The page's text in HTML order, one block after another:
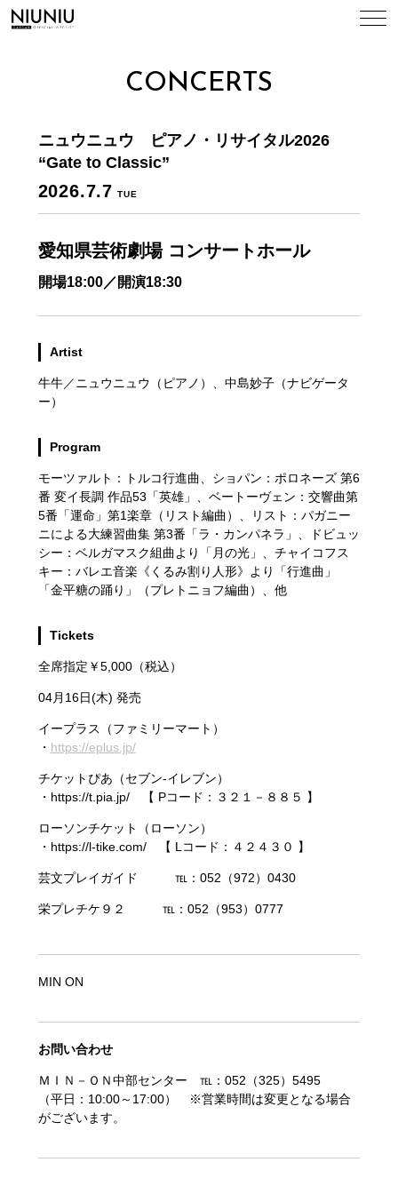
NEWS
CONCERTS
DISCOGRAPHY
VIDEO
CONTACT
CONCERTS
ニュウニュウ ピアノ・リサイタル2026
“Gate to Classic”
2026.7.7 TUE
愛知県芸術劇場 コンサートホール
開場18:00／開演18:30
Artist
牛牛／ニュウニュウ（ピアノ）、中島妙子（ナビゲータ
ー）
Program
モーツァルト：トルコ行進曲、ショパン：ポロネーズ 第6
番 変イ長調 作品53「英雄」、ベートーヴェン：交響曲第
5番「運命」第1楽章（リスト編曲）、リスト：パガニー
ニによる大練習曲集 第3番「ラ・カンパネラ」、ドビュッ
シー：ベルガマスク組曲より「月の光」、チャイコフス
キー：バレエ音楽《くるみ割り人形》より「行進曲」
「金平糖の踊り」（プレトニョフ編曲）、他
Tickets
全席指定￥5,000（税込）
04月16日(木) 発売
イープラス（ファミリーマート）
・ https://eplus.jp/
チケットぴあ（セブン-イレブン）
・https://t.pia.jp/ 【 Pコード：３２１－８８５ 】
ローソンチケット（ローソン）
・https://l-tike.com/ 【 Lコード：４２４３０ 】
芸文プレイガイド ℡：052（972）0430
栄プレチケ９２ ℡：052（953）0777
MIN ON
お問い合わせ
ＭＩＮ－ＯＮ中部センター ℡：052（325）5495
（平日：10:00～17:00） ※営業時間は変更となる場合
がございます。